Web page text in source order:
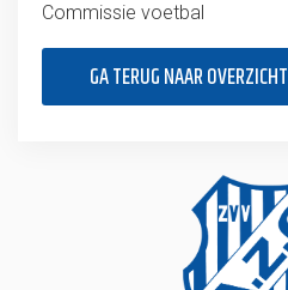
Commissie voetbal
GA TERUG NAAR OVERZICHT